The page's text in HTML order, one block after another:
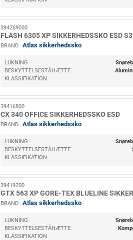
394269000
FLASH 6305 XP SIKKERHEDSSKO ESD S3
BRAND Atlas sikkerhedssko
LUKNING
BESKYTTELSESTÅHÆTTE
KLASSIFIKATION
39416800
CX 340 OFFICE SIKKERHEDSSKO ESD
BRAND Atlas sikkerhedssko
LUKNING
BESKYTTELSESTÅHÆTTE
KLASSIFIKATION
39419200
GTX 563 XP GORE-TEX BLUELINE
BRAND Atlas sikkerhedssko
LUKNING
BESKYTTELSESTÅHÆTTE
KLASSIFIKATION